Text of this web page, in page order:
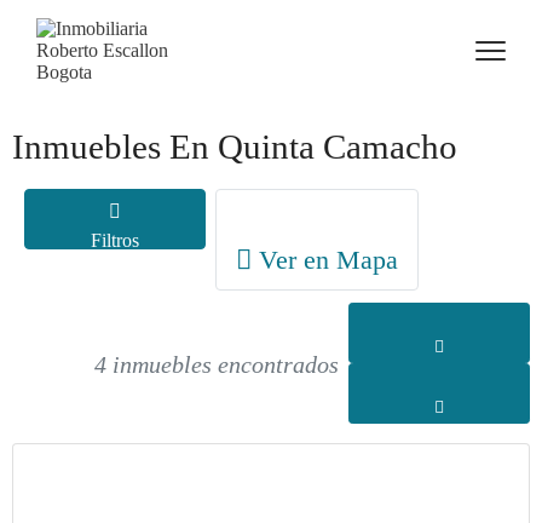
Inmuebles En Quinta Camacho
Filtros
Ver en Mapa
4 inmuebles encontrados